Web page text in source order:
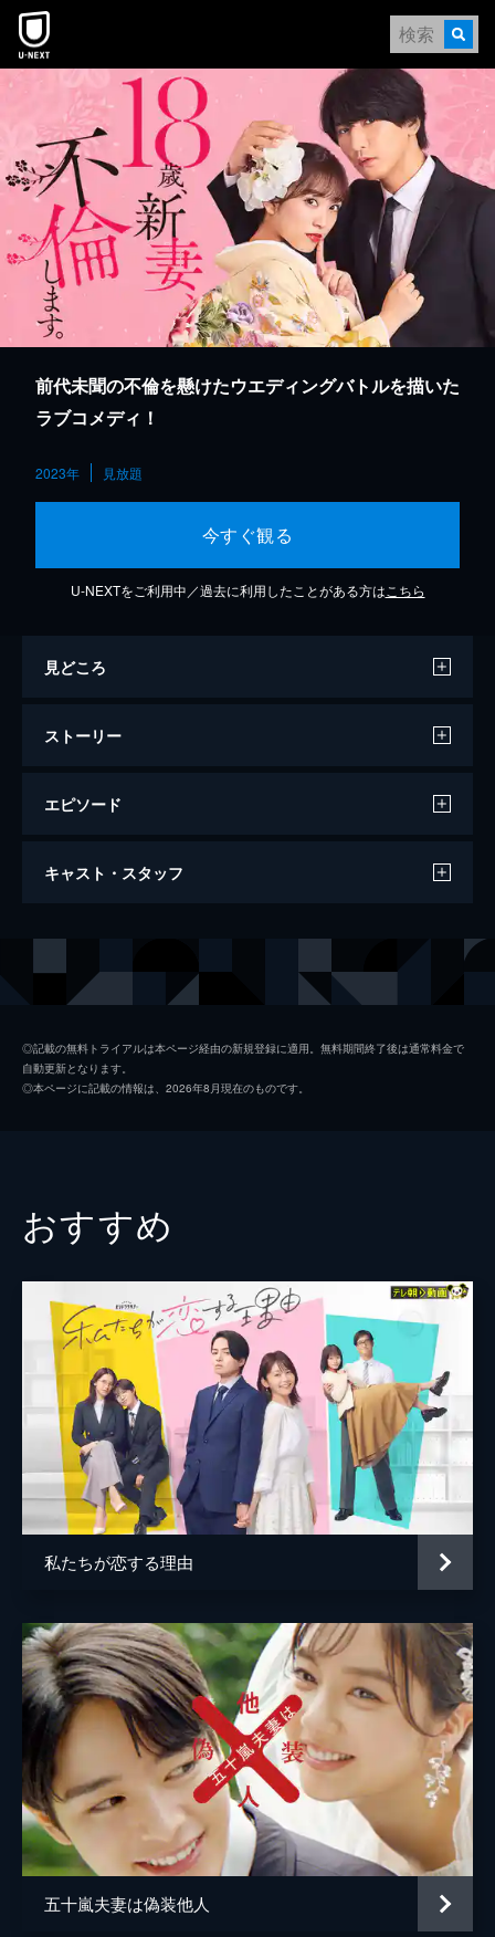
本文へスキップ
前代未聞の不倫を懸けたウエディングバトルを描いた
ラブコメディ！
2023年 見放題
今すぐ観る
U-NEXTをご利用中／過去に利用したことがある方は こちら
見どころ
ストーリー
エピソード
第1話 こんなお前、愛せるの俺しかいない
ら、三条グループ会長・清十郎からの信頼も
ディーガードも任されていて...。
第2話 お前さ、もう俺にホレてるよな？
三条家のお姫様・明花と、そのボディーガー
ドでいて敏腕営業部長・煌の新婚生活が始ま
第3話 奥様。俺と恋をしましょうか。
明花にとっては、不倫相手を見つけるための
とで煌への気持ちが一変。偽装結婚とはい
え、煌は初恋の相手。明花はいつか不倫する
ための練習台になってほしいと所望する
が...。
24分
第4話 これ以上は…ヤバい。
明花は、真弓とのふとした会話から、煌の元
カノの写真を見せられてしまう。しかも、歴
代彼女のあまりの人数の多さに、明花は煌と
プチ喧嘩状態に。デート中に煌を先に帰ら
24分
煌と明花の前に、不意に姿を現した月瀬。何
やらわけ知り顔の月瀬と煌は、激しく視線を
ぶつけあう。2人の不穏な様子に不安を隠せ
なくなった明花は、思わず煌の腕を握り締め
る。その姿に、月瀬はその場を立ち去る。
24分
第6話 俺の10年越しの恋、ナメんなよ
煌と初めての一夜を過ごし、煌にますます惹
かれていく明花。偽装結婚だったはずが、今
では煌を一途に愛する本気の“初恋”の真った
だ中にいた。明花にとって“初恋”の相談相手
は、煌の大学時代の元カノ・真弓で...。
キャスト・スタッフ
三条明花 矢吹奈子
監督
張元香織
吉田卓功
脚本 阿相クミコ
原作 わたなべ志穂
◎記載の無料トライアルは本ページ経由の新規登録に適用。無料期間終了後は通常料金で
自動更新となります。
◎本ページに記載の情報は、2026年8月現在のものです。
おすすめ
私たちが恋する理由
五十嵐夫妻は偽装他人